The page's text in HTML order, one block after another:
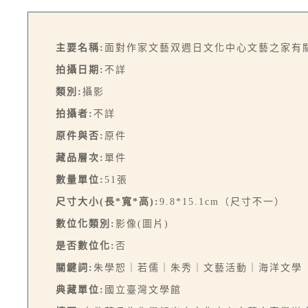
主要名稱: 面對作家文藝双週日文化中心文藝之家有
拍攝日期: 不詳
類別: 攝影
拍攝者: 不詳
原件與否: 原件
藏品層次: 單件
數量單位: 51張
尺寸大小(長*寬*高): 9.8*15.1cm（尺寸不一）
數位化類別: 影像(圖片)
是否數位化: 否
關鍵詞: 朱學恕｜若儒｜朱秀｜文藝活動｜海洋文學
典藏單位: 國立臺灣文學館